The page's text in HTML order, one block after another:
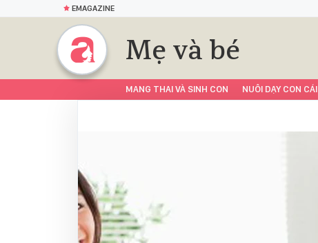
EMAGAZINE
Mẹ và bé
MANG THAI VÀ SINH CON NUÔI DẠY CON CÁI